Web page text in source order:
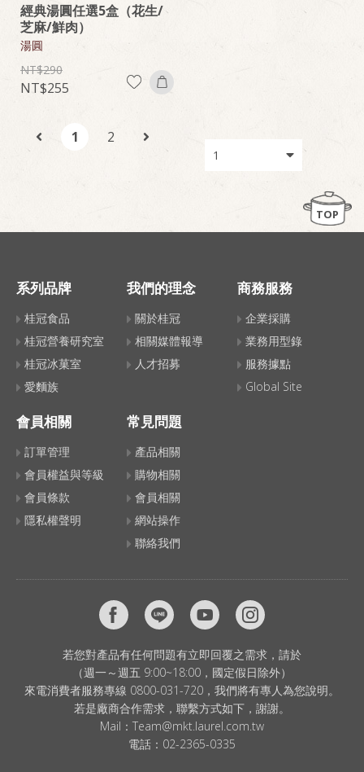
經典湯圓任選5盒（花生/
芝麻/鮮肉）
湯圓
290
255
1 2
TOP
系列品牌
桂冠食品
桂冠營養研究室
桂冠冰菓室
愛麵族
我們的理念
關於桂冠
相關媒體報導
人才招募
商務服務
企業採購
業務用型錄
服務據點
Global Site
會員相關
訂單管理
會員權益與等級
會員條款
隱私權聲明
常見問題
產品相關
購物相關
會員相關
網站操作
聯絡我們
若您對產品有任何問題有立即回覆之需求，請於
（週一～週五 9:00~18:00，國定假日除外）
來電消費者服務專線 0800-031-720，我們將有專人為您說明。
若是廠商合作需求，聯繫方式如下，謝謝。
Mail： Team@mkt.laurel.com.tw
電話： 02-2365-0335